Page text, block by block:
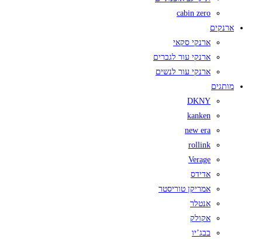
cabin zero
ארנקים
ארנקי סקאי
ארנקי עור לגברים
ארנקי עור לנשים
מותגים
DKNY
kanken
new era
rollink
Verage
אדידס
אמריקן טוריסטר
אנטלר
אקולק
בבג’יו